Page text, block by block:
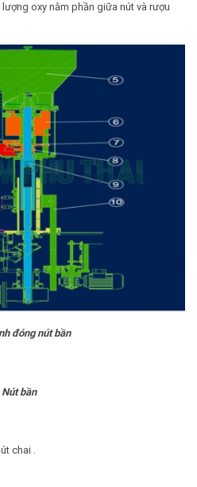
oxy nằm phần giữa nút và rượu
đóng nút bần
Nút bần
chai .